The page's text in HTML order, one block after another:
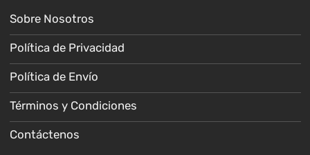
Sobre Nosotros
Política de Privacidad
Política de Envío
Términos y Condiciones
Contáctenos